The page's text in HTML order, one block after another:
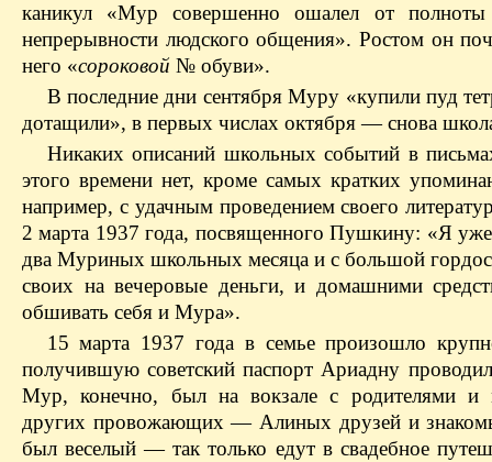
каникул «Мур совершенно ошалел от
непрерывности людского общения». Ростом он
него «сороковой № обуви».
В последние дни сентября Муру «купили пуд
дотащили», в первых числах октября — снова
Никаких описаний школьных событий в
этого времени нет, кроме самых кратких
например, с удачным проведением своего
2 марта 1937 года, посвященного Пушкину: «Я уже
два Муриных школьных месяца и с большой
своих на вечеровые деньги, и домашними
обшивать себя и Мура».
15 марта 1937 года в семье произошло
получившую советский паспорт Ариадну
Мур, конечно, был на вокзале с родителями и
других провожающих — Алиных друзей и
был веселый — так только едут в свадебное